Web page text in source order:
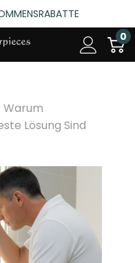
0
Warum
Lösung Sind